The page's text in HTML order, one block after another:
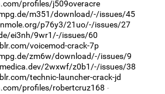
profiles/j509overacre
m351/download/-/issues/45
p76y3/21uo/-/issues/27
ei3nh/9wr1/-/issues/60
voicemod-crack-7p
zm6w/download/-/issues/9
2wxwf/z0b1/-/issues/38
technic-launcher-crack-jd
profiles/robertcruz168